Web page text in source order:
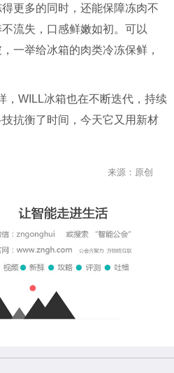
更多的同时，还能保障冻肉不
流失，口感鲜嫩如初。可以
一举给冰箱的肉类冷冻保鲜，
，WILL冰箱也在不断迭代，持续
抗衡了时间，今天它又用新材
来源：原创